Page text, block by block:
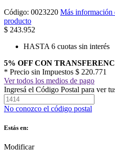
Código: 0023220 Más información
producto
$ 243.952
HASTA 6 cuotas sin interés
5% OFF CON
* Precio sin Impuestos $ 220.771
Ver todos los medios de pago
Ingresá el Código Postal para ver
No conozco el código postal
Estás en:
Modificar